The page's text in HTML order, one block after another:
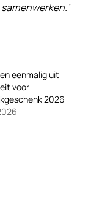
eenmalig uit
voor
2026